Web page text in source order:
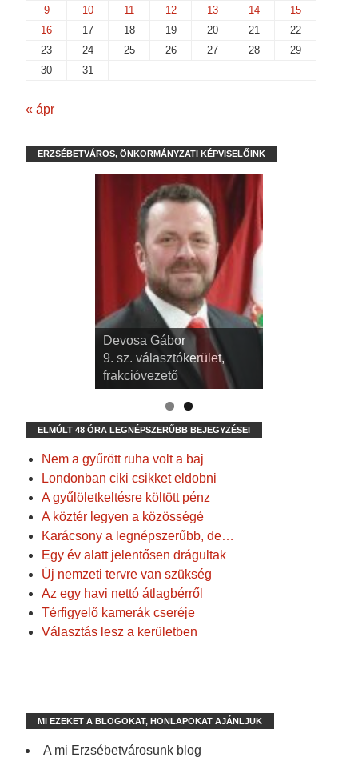
9
10 11 12 13 14
15
16
17 18 19 20 21
22
23
24 25 26 27 28
29
30
31
« ápr
ERZSÉBETVÁROS, ÖNKORMÁNYZATI KÉPVISELŐINK
dr. Kispál Tibor
3. sz. választókerület,
alpolgármester
Devosa Gábor
9. sz. választókerület,
frakcióvezető
ELMÚLT 48 ÓRA LEGNÉPSZERŰBB BEJEGYZÉSEI
Nem a gyűrött ruha volt a baj
Londonban ciki csikket eldobni
A gyűlöletkeltésre költött pénz
A köztér legyen a közösségé
Karácsony a legnépszerűbb, de…
Egy év alatt jelentősen drágultak
Új nemzeti tervre van szükség
Az egy havi nettó átlagbérről
Térfigyelő kamerák cseréje
Választás lesz a kerületben
MI EZEKET A BLOGOKAT, HONLAPOKAT AJÁNLJUK
A mi Erzsébetvárosunk blog